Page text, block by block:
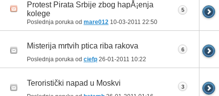
Protest Pirata Srbije zbog hapÅ¡enja
kolege
Poslednja poruka od mare012 10-03-2011 22:50
5
Misterija mrtvih ptica riba rakova
Poslednja poruka od ciefp 26-01-2011 10:22
6
Teroristički napad u Moskvi 3